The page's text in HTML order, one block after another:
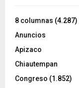
8 columnas (4.287)
Anuncios
Apizaco
Chiautempan
Congreso (1.852)